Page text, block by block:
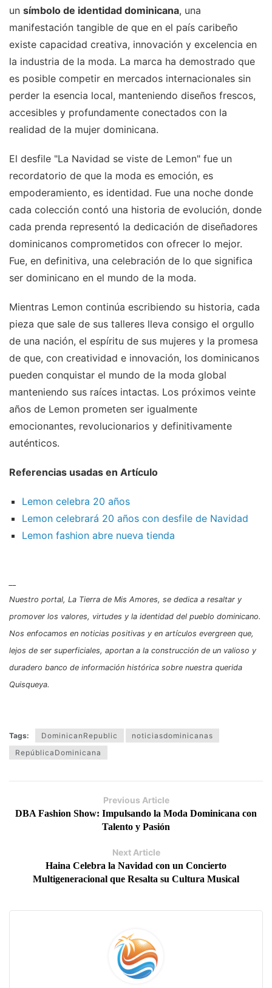
un símbolo de identidad dominicana, una
manifestación tangible de que en el país caribeño
existe capacidad creativa, innovación y excelencia en
la industria de la moda. La marca ha demostrado que
es posible competir en mercados internacionales sin
perder la esencia local, manteniendo diseños frescos,
accesibles y profundamente conectados con la
realidad de la mujer dominicana.
El desfile "La Navidad se viste de Lemon" fue un
recordatorio de que la moda es emoción, es
empoderamiento, es identidad. Fue una noche donde
cada colección contó una historia de evolución, donde
cada prenda representó la dedicación de diseñadores
dominicanos comprometidos con ofrecer lo mejor.
Fue, en definitiva, una celebración de lo que significa
ser dominicano en el mundo de la moda.
Mientras Lemon continúa escribiendo su historia, cada
pieza que sale de sus talleres lleva consigo el orgullo
de una nación, el espíritu de sus mujeres y la promesa
de que, con creatividad e innovación, los dominicanos
pueden conquistar el mundo de la moda global
manteniendo sus raíces intactas. Los próximos veinte
años de Lemon prometen ser igualmente
emocionantes, revolucionarios y definitivamente
auténticos.
Referencias usadas en Artículo
Lemon celebra 20 años
Lemon celebrará 20 años con desfile de Navidad
Lemon fashion abre nueva tienda
Nuestro portal, La Tierra de Mis Amores, se dedica a resaltar y
promover los valores, virtudes y la identidad del pueblo dominicano.
Nos enfocamos en noticias positivas y en artículos evergreen que,
lejos de ser superficiales, aportan a la construcción de un valioso y
duradero banco de información histórica sobre nuestra querida
Quisqueya.
Tags: DominicanRepublic
noticiasdominicanas
RepúblicaDominicana
Previous Article
DBA Fashion Show: Impulsando la Moda Dominicana con
Talento y Pasión
Next Article
Haina Celebra la Navidad con un Concierto
Multigeneracional que Resalta su Cultura Musical